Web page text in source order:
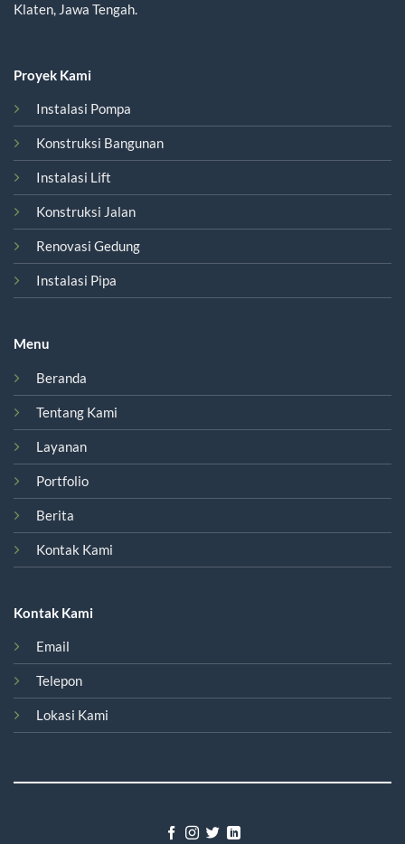
Klaten, Jawa Tengah.
Proyek Kami
Instalasi Pompa
Konstruksi Bangunan
Instalasi Lift
Konstruksi Jalan
Renovasi Gedung
Instalasi Pipa
Menu
Beranda
Tentang Kami
Layanan
Portfolio
Berita
Kontak Kami
Kontak Kami
Email
Telepon
Lokasi Kami